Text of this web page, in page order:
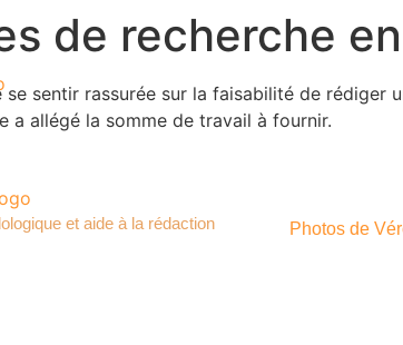
de recherche
se sentir rassurée sur la faisabilité de rédiger
a allégé la somme de travail à fournir.
et aide à la rédaction
Photos de